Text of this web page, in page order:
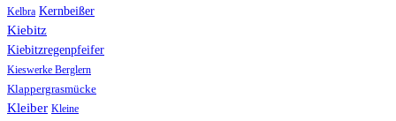
Kelbra Kernbeißer
Kiebitz
Kiebitzregenpfeifer
Kieswerke Berglern
Klappergrasmücke
Kleiber Kleine